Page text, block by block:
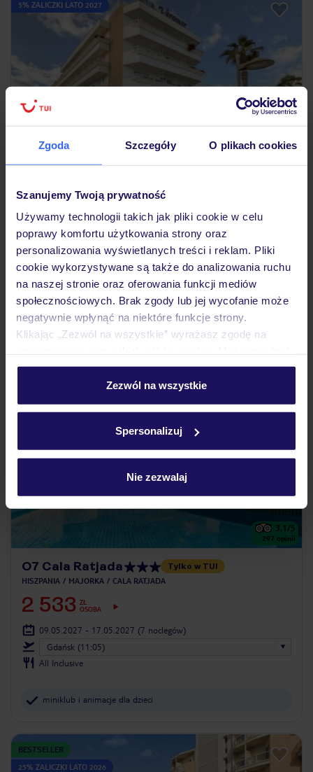
Zgoda Szczegóły O plikach cookies
Szanujemy Twoją prywatność
Używamy technologii takich jak pliki cookie w celu
poprawy komfortu użytkowania strony oraz
personalizowania wyświetlanych treści i reklam. Pliki
cookie wykorzystywane są także do analizowania ruchu
na naszej stronie oraz oferowania funkcji mediów
społecznościowych. Brak zgody lub jej wycofanie może
negatywnie wpłynąć na niektóre funkcje strony.
Klikając „Zezwól na wszystkie” wyrażasz zgodę na
personalizować swój wybór wchodząc w zakładkę
Szczegółowe informacje o plikach cookie znajdziesz
Zezwól na wszystkie
Spersonalizuj
Nie zezwalaj
5% ZALICZKI LATO 2027
150 opinii
Voramar
2 531 OSOBA
09.05.2027 - 17.05.2027 (7 noclegów)
Gdańsk (11:05)
Bez wyżywienia
jacuzzi na dachu
3.1/5
297 opinii
O7 Cala Ratjada Tylko w TUI
HISZPANIA MAJORKA CALA RATJADA
2 533 ZŁ
OSOBA
09.05.2027 - 17.05.2027 (7 noclegów)
Gdańsk (11:05)
All Inclusive
miniklub i animacje dla dzieci
BESTSELLER
25% ZALICZKI LATO 2026